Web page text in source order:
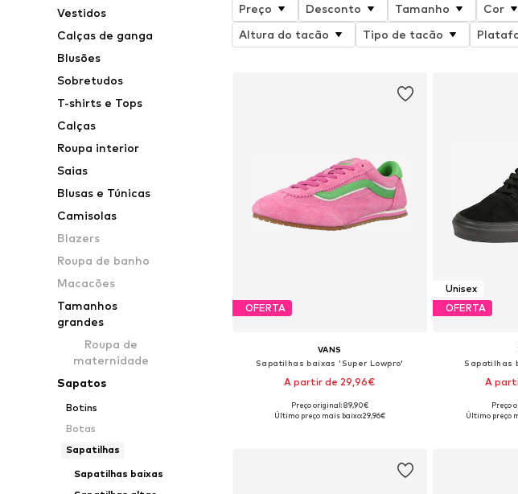
Vestidos
Calças de ganga
Blusões
Sobretudos
T-shirts e Tops
Calças
Roupa interior
Saias
Blusas e Túnicas
Camisolas
Blazers
Roupa de banho
Macacões
Tamanhos
grandes
Roupa de
maternidade
Sapatos
Botins
Botas
Sapatilhas
Sapatilhas baixas
Preço Desconto Tamanho Cor
Altura do tacão
Tipo de tacão
OFERTA
VANS
Sapatilhas baixas 'Super Lowpro'
A partir de 29,96€
Disponível em vários tamanhos
Preço original: 89,90€
Último preço mais baixo:29,96€
Unisex
OFERTA
Sapatilhas
A
Disponível
Preço
Último preço